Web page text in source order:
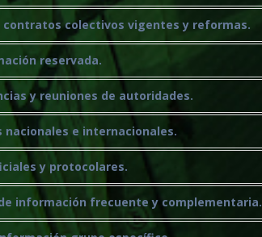
contratos colectivos vigentes y reformas.
reservada.
y reuniones de autoridades.
nacionales e internacionales.
y protocolares.
información frecuente y complementaria.